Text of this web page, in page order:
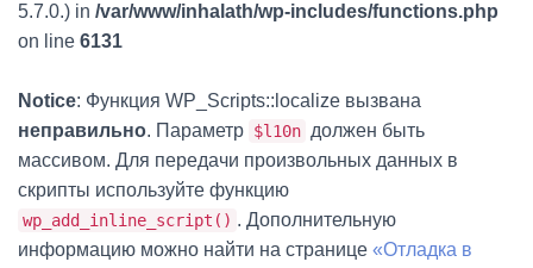
5.7.0.) in /var/www/inhalath/wp-includes/functions.php
on line 6131
Notice: Функция WP_Scripts::localize вызвана
неправильно. Параметр $l10n должен быть
массивом. Для передачи произвольных данных в
скрипты используйте функцию
wp_add_inline_script() . Дополнительную
информацию можно найти на странице «Отладка в